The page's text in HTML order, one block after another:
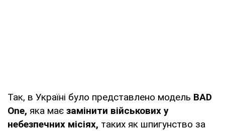
Так, в Україні було представлено модель BAD
One, яка має замінити військових у
небезпечних місіях, таких як шпигунство за